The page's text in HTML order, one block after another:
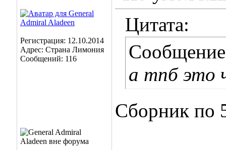
Регистрация: 12.10.2014
Адрес: Страна Лимония
Сообщений: 116
Цитата:
а тпб это
Сборник по